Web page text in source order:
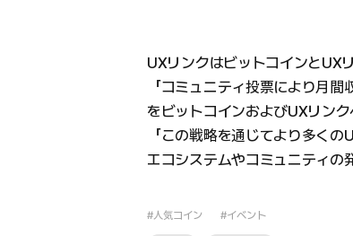
UXリンクはビットコインとUX
「コミュニティ投票により月
をビットコインおよびUXリン
「この戦略を通じてより多くの
エコシステムやコミュニティの
#人気コイン #イベント